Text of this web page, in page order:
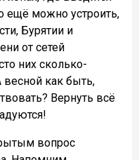
ещё можно устроить,
Бурятии и
от сетей
них сколько-
как быть,
Вернуть всё
вопрос